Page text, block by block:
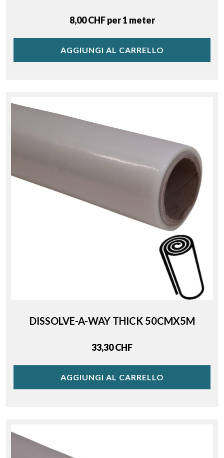
Price
8,00 CHF per 1 meter
AGGIUNGI AL CARRELLO
DISSOLVE-A-WAY THICK 50CMX5M
Price
33,30 CHF
AGGIUNGI AL CARRELLO